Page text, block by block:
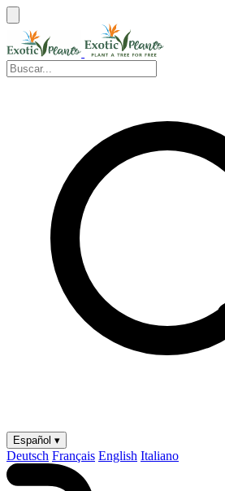
Español ▾
Deutsch Français English Italiano